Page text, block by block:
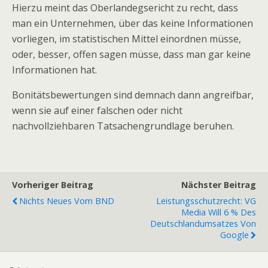
Hierzu meint das Oberlandegsericht zu recht, dass
man ein Unternehmen, über das keine Informationen
vorliegen, im statistischen Mittel einordnen müsse,
oder, besser, offen sagen müsse, dass man gar keine
Informationen hat.
Bonitätsbewertungen sind demnach dann angreifbar,
wenn sie auf einer falschen oder nicht
nachvollziehbaren Tatsachengrundlage beruhen.
Vorheriger Beitrag
Nichts Neues Vom BND
Nächster Beitrag
Leistungsschutzrecht: VG
Media Will 6 % Des
Deutschlandumsatzes Von
Google